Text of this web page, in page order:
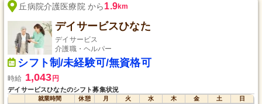
丘病院介護医療院 から1.9km
デイサービスひなた
デイサービス
介護職・ヘルパー
シフト制/未経験可/無資格可
時給 1,043 円
デイサービスひなたのシフト募集状況
就業時間 休憩 月 火 水 木 金 土
日